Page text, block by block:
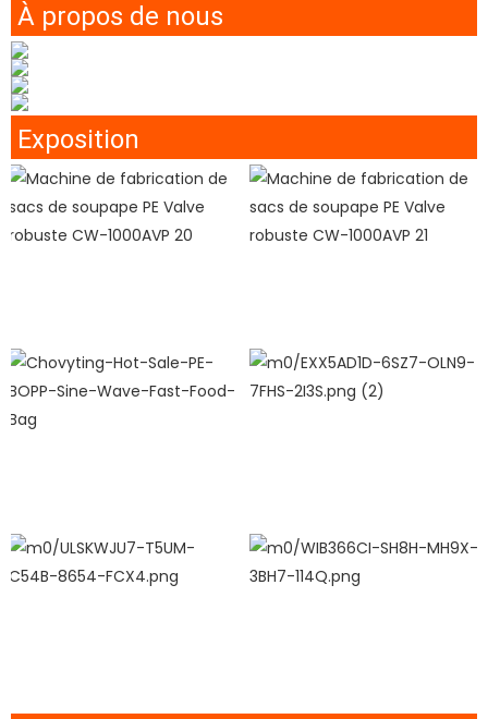
À propos de nous
Exposition